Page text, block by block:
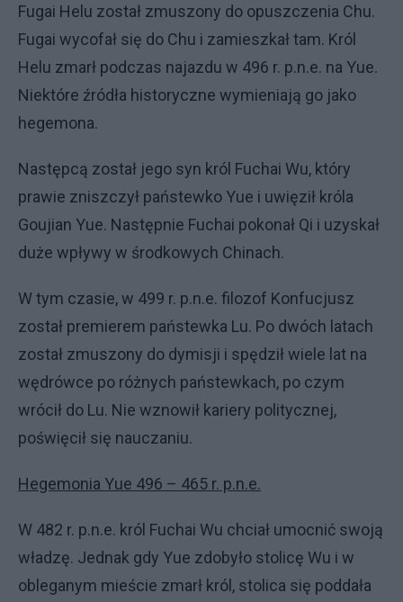
Fugai Helu został zmuszony do opuszczenia Chu.
Fugai wycofał się do Chu i zamieszkał tam. Król
Helu zmarł podczas najazdu w 496 r. p.n.e. na Yue.
Niektóre źródła historyczne wymieniają go jako
hegemona.
Następcą został jego syn król Fuchai Wu, który
prawie zniszczył państewko Yue i uwięził króla
Goujian Yue. Następnie Fuchai pokonał Qi i uzyskał
duże wpływy w środkowych Chinach.
W tym czasie, w 499 r. p.n.e. filozof Konfucjusz
został premierem państewka Lu. Po dwóch latach
został zmuszony do dymisji i spędził wiele lat na
wędrówce po różnych państewkach, po czym
wrócił do Lu. Nie wznowił kariery politycznej,
poświęcił się nauczaniu.
Hegemonia Yue 496 – 465 r. p.n.e.
W 482 r. p.n.e. król Fuchai Wu chciał umocnić swoją
władzę. Jednak gdy Yue zdobyło stolicę Wu i w
obleganym mieście zmarł król, stolica się poddała